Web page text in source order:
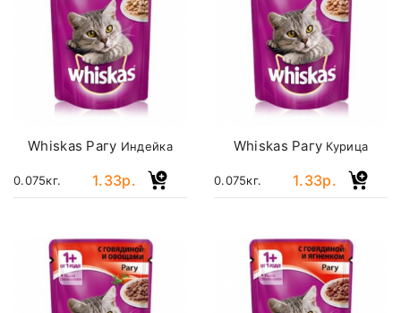
Whiskas Рагу Индейка
0.075кг. 1.33р.
Whiskas Рагу Курица
0.075кг. 1.33р.